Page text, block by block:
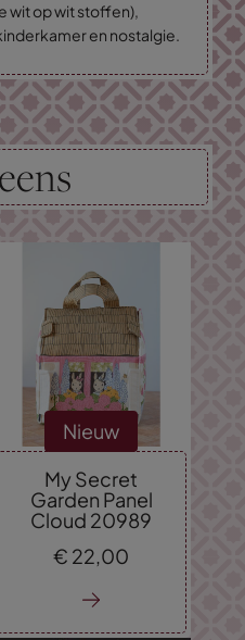
wit op wit stoffen),
en nostalgie.
Nieuw
My Secret
Garden Panel
Cloud 20989
€ 22,00